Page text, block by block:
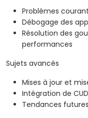
Problèmes
Débogage des
Résolution des
performances
Sujets avancés
Mises à jour et
Intégration de
Tendances